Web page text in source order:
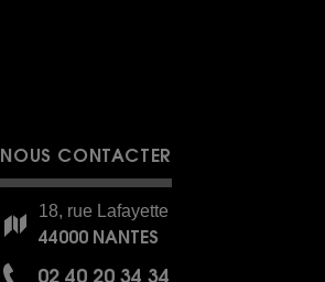
NOUS CONTACTER
18, rue Lafayette
44000 NANTES
02 40 20 34 34